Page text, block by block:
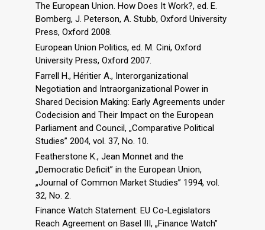
The European Union. How Does It Work?, ed. E.
Bomberg, J. Peterson, A. Stubb, Oxford University
Press, Oxford 2008.
European Union Politics, ed. M. Cini, Oxford
University Press, Oxford 2007.
Farrell H., Héritier A., Interorganizational
Negotiation and Intraorganizational Power in
Shared Decision Making: Early Agreements under
Codecision and Their Impact on the European
Parliament and Council, „Comparative Political
Studies” 2004, vol. 37, No. 10.
Featherstone K., Jean Monnet and the
„Democratic Deficit” in the European Union,
„Journal of Common Market Studies” 1994, vol.
32, No. 2.
Finance Watch Statement: EU Co-Legislators
Reach Agreement on Basel III, „Finance Watch”